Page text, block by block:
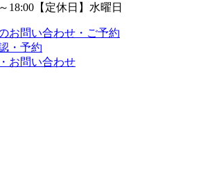
18:00【定休日】水曜日